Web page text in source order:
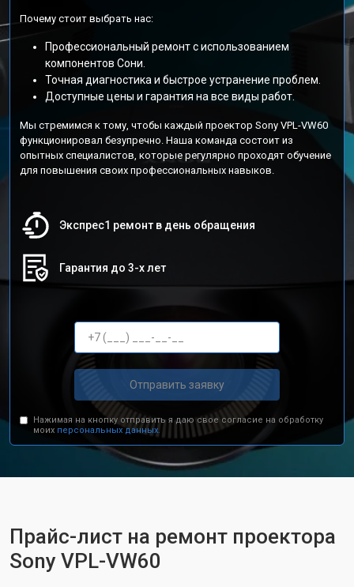
Почему стоит выбрать нас:
Профессиональный ремонт с использованием
компонентов Сони.
Точная диагностика и быстрое устранение проблем.
Доступные цены и гарантия на все виды работ.
Мы стремимся к тому, чтобы каждый проектор Sony VPL-VW60
функционировал безупречно. Наша команда состоит из
опытных специалистов, которые регулярно проходят обучение
для повышения своих профессиональных навыков.
Экспрес1 ремонт в день обращения
Гарантия до 3-х лет
Отправить заявку
Нажимая на кнопку отправить я даю свое согласие на обработку
моих персональных данных.
Прайс-лист на ремонт проектора
Sony VPL-VW60